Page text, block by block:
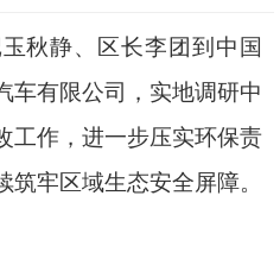
秋静、区长李团到中国
车有限公司，实地调研中
工作，进一步压实环保责
牢区域生态安全屏障。